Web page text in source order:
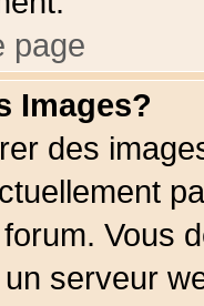
page
Images?
des
Vous
serveur